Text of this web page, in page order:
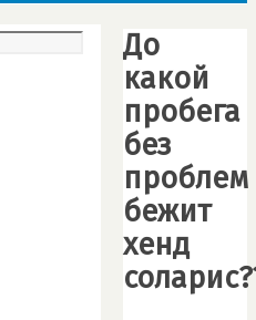
До
какой
пробега
без
проблем
бежит
хенд